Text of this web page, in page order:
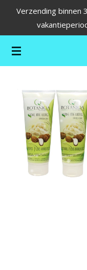
de
hoofdinhoud
Verzending binnen